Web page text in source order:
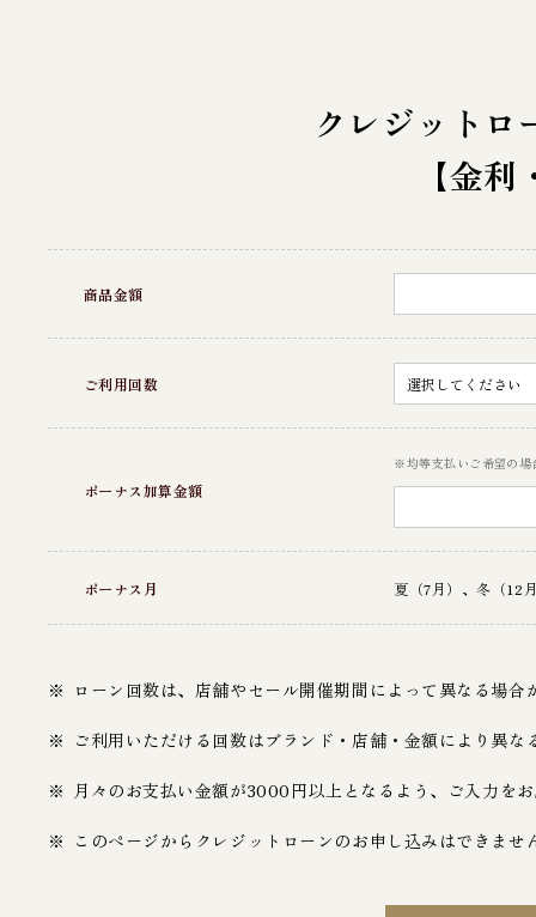
クレジットロ
【金
商品金額
ご利用回数
ボーナス加算金額
※均等支払いご希望の場
ボーナス月 夏（7月）、冬（12
ローン回数は、店舗やセール開催期間によって異なる場
ご利用いただける回数はブランド・店舗・金額により異な
月々のお支払い金額が3000円以上となるよう、ご入力を
このページからクレジットローンのお申し込みはできませ